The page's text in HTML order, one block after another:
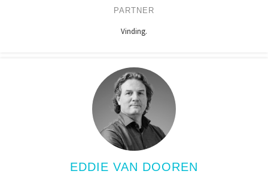
PARTNER
Vinding.
EDDIE VAN DOOREN